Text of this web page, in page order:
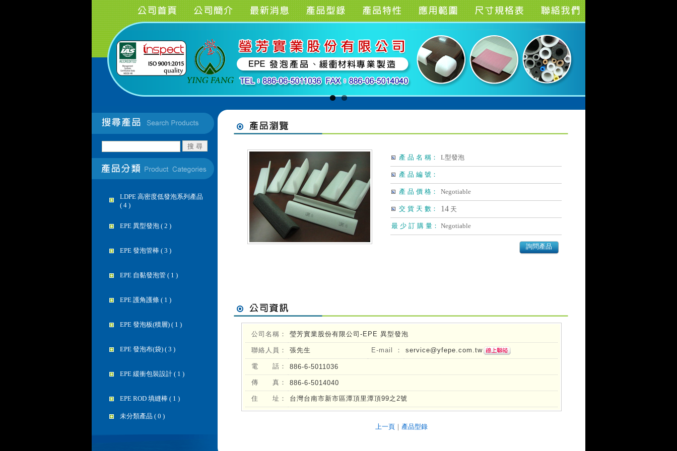
LDPE 高密度低發泡系列產品
( 4 )
EPE 異型發泡 ( 2 )
EPE 發泡管棒 ( 3 )
EPE 自黏發泡管 ( 1 )
EPE 護角護條 ( 1 )
EPE 發泡板(積層) ( 1 )
EPE 發泡布(袋) ( 3 )
EPE 緩衝包裝設計 ( 1 )
EPE ROD 填縫棒 ( 1 )
未分類產品 ( 0 )
產 品 名 稱： L型發泡
產 品 編 號：
產 品 價 格： Negotiable
交 貨 天 數： 14 天
最 少 訂 購 量： Negotiable
詢問產品
公司名稱： 瑩芳實業股份有限公司-EPE 異型發泡
聯絡人員： 張先生 E-mail ： service@yfepe.com.tw
電 話： 886-6-5011036
傳 真： 886-6-5014040
住 址： 台灣台南市新市區潭頂里潭頂99之2號
上一頁 ｜ 產品型錄